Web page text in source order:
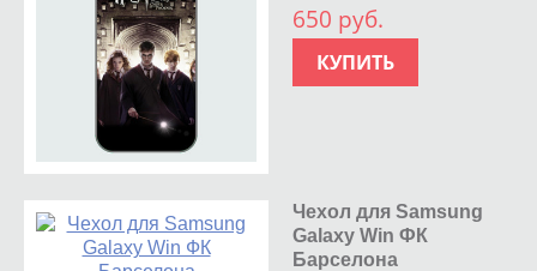
650 руб.
КУПИТЬ
Чехол для Samsung
Galaxy Win ФК
Барселона